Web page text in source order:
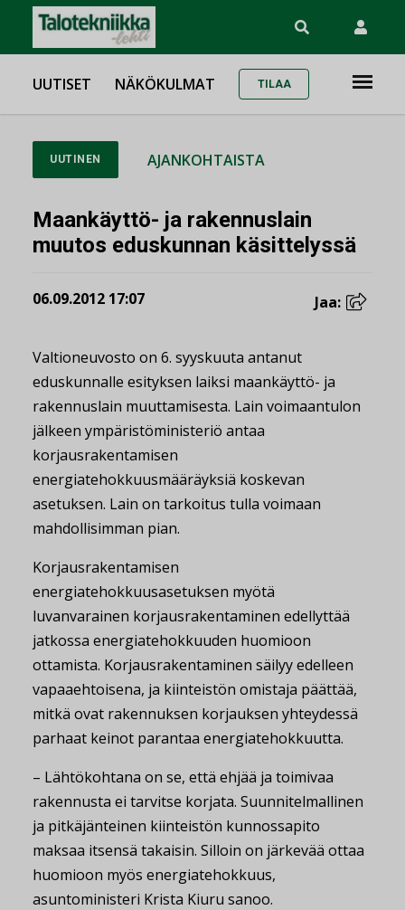
UUTISET NÄKÖKULMAT TILAA
UUTINEN AJANKOHTAISTA
Maankäyttö- ja rakennuslain
muutos eduskunnan käsittelyssä
06.09.2012 17:07 Jaa:
Valtioneuvosto on 6. syyskuuta antanut
eduskunnalle esityksen laiksi maankäyttö- ja
rakennuslain muuttamisesta. Lain voimaantulon
jälkeen ympäristöministeriö antaa
korjausrakentamisen
energiatehokkuusmääräyksiä koskevan
asetuksen. Lain on tarkoitus tulla voimaan
mahdollisimman pian.
Korjausrakentamisen
energiatehokkuusasetuksen myötä
luvanvarainen korjausrakentaminen edellyttää
jatkossa energiatehokkuuden huomioon
ottamista. Korjausrakentaminen säilyy edelleen
vapaaehtoisena, ja kiinteistön omistaja päättää,
mitkä ovat rakennuksen korjauksen yhteydessä
parhaat keinot parantaa energiatehokkuutta.
– Lähtökohtana on se, että ehjää ja toimivaa
rakennusta ei tarvitse korjata. Suunnitelmallinen
ja pitkäjänteinen kiinteistön kunnossapito
maksaa itsensä takaisin. Silloin on järkevää ottaa
huomioon myös energiatehokkuus,
asuntoministeri Krista Kiuru sanoo.